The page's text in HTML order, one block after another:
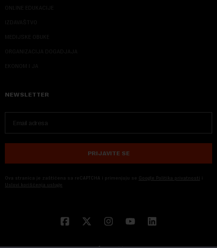
ONLINE EDUKACIJE
IZDAVAŠTVO
MEDIJSKE OBUKE
ORGANIZACIJA DOGADJAJA
EKONOM I JA
NEWSLETTER
PRIJAVITE SE
Ova stranica je zaštićena sa reCAPTCHA i primenjuju se Google Politika privatnosti i
Uslovi korišćenja usluge